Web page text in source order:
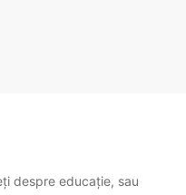
despre educație, sau